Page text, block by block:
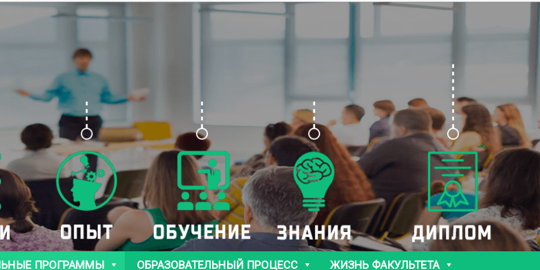
ПРОГРАММЫ ОБРАЗОВАТЕЛЬНЫЙ ПРОЦЕСС ЖИЗНЬ ФАКУЛЬТЕТА